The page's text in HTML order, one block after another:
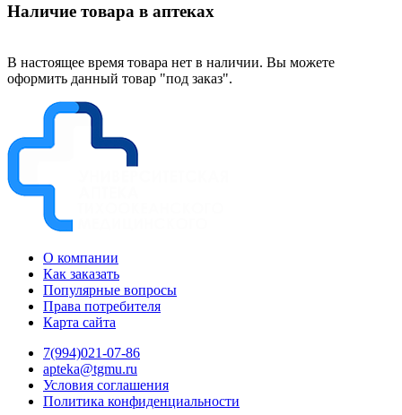
Наличие товара в аптеках
В настоящее время товара нет в наличии. Вы можете
оформить данный товар "под заказ".
О компании
Как заказать
Популярные вопросы
Права потребителя
Карта сайта
7(994)021-07-86
apteka@tgmu.ru
Условия соглашения
Политика конфиденциальности